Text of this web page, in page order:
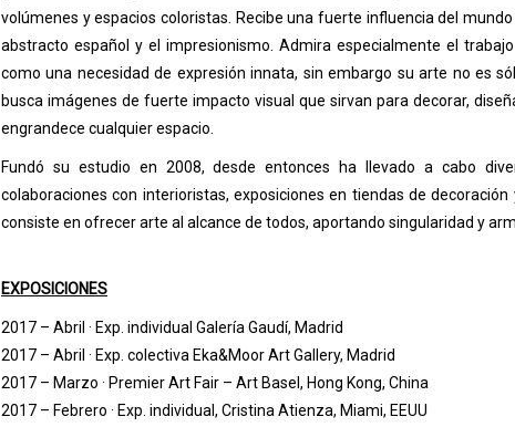
volúmenes y espacios coloristas. Recibe una fuerte influencia del
abstracto español y el impresionismo. Admira especialmente el
como una necesidad de expresión innata, sin embargo su arte no es
busca imágenes de fuerte impacto visual que sirvan para decorar,
engrandece cualquier espacio.
Fundó su estudio en 2008, desde entonces ha llevado a cabo
colaboraciones con interioristas, exposiciones en tiendas de
consiste en ofrecer arte al alcance de todos, aportando singularidad y
EXPOSICIONES
2017 – Abril · Exp. individual Galería Gaudí, Madrid
2017 – Abril · Exp. colectiva Eka&Moor Art Gallery, Madrid
2017 – Marzo · Premier Art Fair – Art Basel, Hong Kong, China
2017 – Febrero · Exp. individual, Cristina Atienza, Miami, EEUU